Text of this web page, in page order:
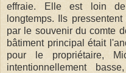
effraie. Elle est loin
longtemps. Ils
par le souvenir du comte
bâtiment principal était
pour le propriétaire,
intentionnellement